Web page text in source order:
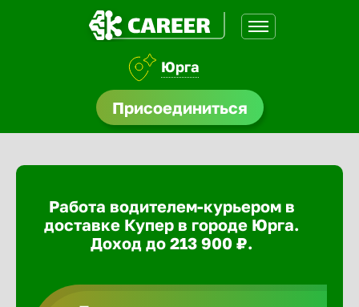
Юрга
Присоединиться
Работа водителем-курьером в
доставке Купер в городе Юрга.
Доход до 213 900 ₽.